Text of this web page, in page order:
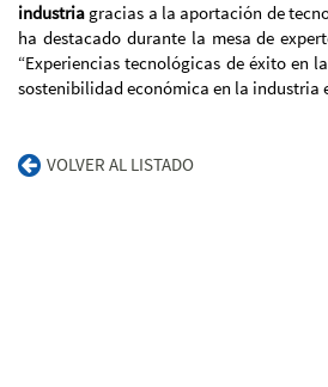
industria gracias a la aportación de
ha destacado durante la mesa de
“Experiencias tecnológicas de éxito en
sostenibilidad económica en la industria
VOLVER AL LISTADO